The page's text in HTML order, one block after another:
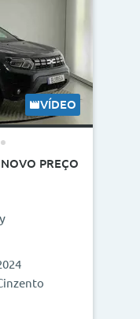
VÍDEO
NOVO PREÇO